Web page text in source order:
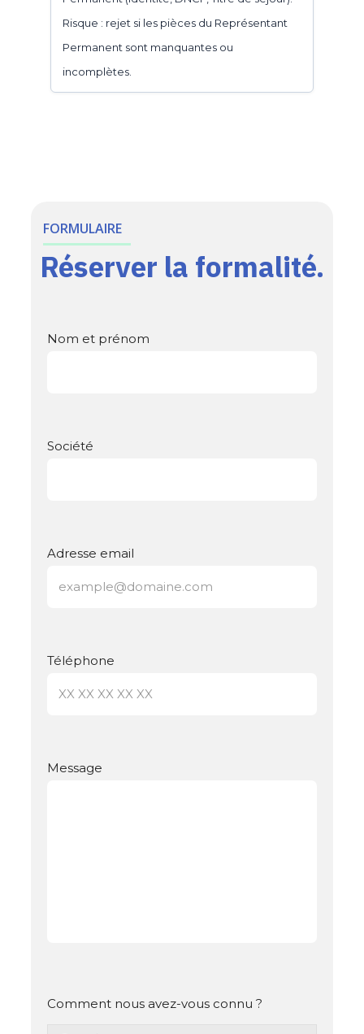
Risque : rejet si les pièces du Représentant
Permanent sont manquantes ou
incomplètes.
FORMULAIRE
Réserver la formalité.
Nom et prénom
Société
Adresse email
Téléphone
Message
Comment nous avez-vous connu ?